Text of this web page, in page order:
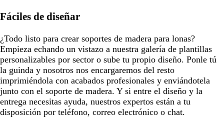
Fáciles de diseñar
¿Todo listo para crear soportes de madera para lonas?
Empieza echando un vistazo a nuestra galería de plantillas
personalizables por sector o sube tu propio diseño. Ponle tú
la guinda y nosotros nos encargaremos del resto
imprimiéndola con acabados profesionales y enviándotela
junto con el soporte de madera. Y si entre el diseño y la
entrega necesitas ayuda, nuestros expertos están a tu
disposición por teléfono, correo electrónico o chat.